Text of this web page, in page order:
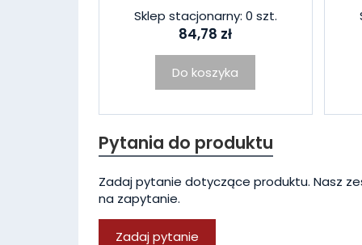
Sklep stacjonarny: 0 szt.
84,78 zł
Do koszyka
Pytania do produktu
Zadaj pytanie dotyczące produktu. Nasz
na zapytanie.
Zadaj pytanie